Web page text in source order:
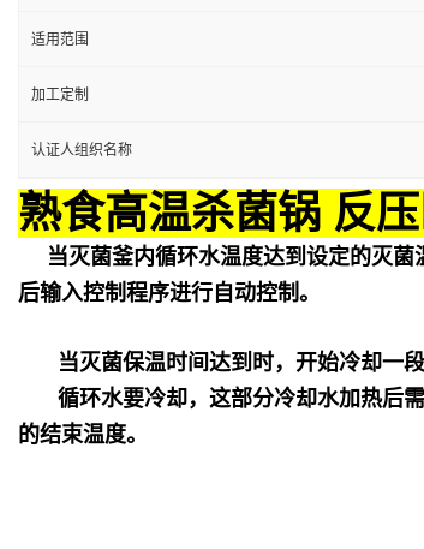
适用范围
加工定制
认证人组织名称
熟食高温杀菌锅 反
当灭菌釜内循环水温度达到设定的灭
后输入控制程序进行自动控制。
当灭菌保温时间达到时，开始冷却一
循环水要冷却，这部分冷却水加热后
的结束温度。